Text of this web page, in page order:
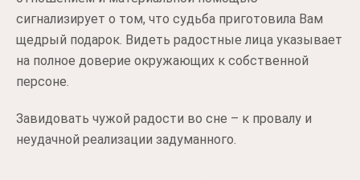
сигнализирует о том, что судьба приготовила Вам
щедрый подарок. Видеть радостные лица указывает
на полное доверие окружающих к собственной
персоне.
Завидовать чужой радости во сне – к провалу и
неудачной реализации задуманного.